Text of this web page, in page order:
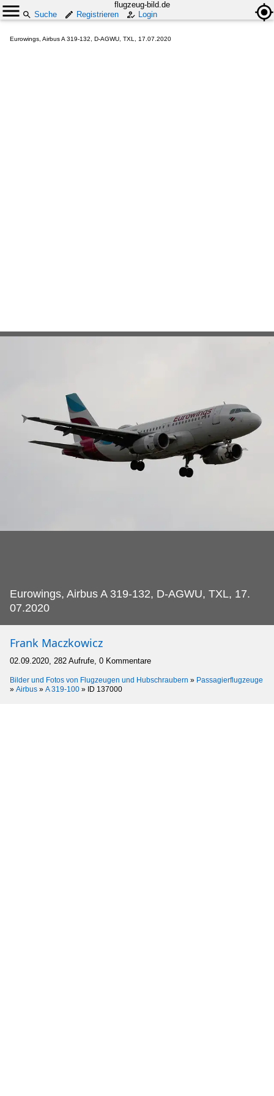
flugzeug-bild.de
Suche
Registrieren Login
Eurowings, Airbus A 319-132, D-AGWU, TXL, 17.07.2020
Eurowings, Airbus A 319-132, D-AGWU, TXL, 17.
07.2020
Frank Maczkowicz
02.09.2020, 282 Aufrufe, 0 Kommentare
Bilder und Fotos von Flugzeugen und Hubschraubern » Passagierflugzeuge
» Airbus » A 319-100 » ID 137000